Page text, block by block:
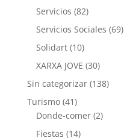
Servicios (82)
Servicios Sociales (69)
Solidart(10)
XARXA JOVE (30)
Sin categorizar(138)
Turismo(41)
Donde-comer(2)
Fiestas (14)